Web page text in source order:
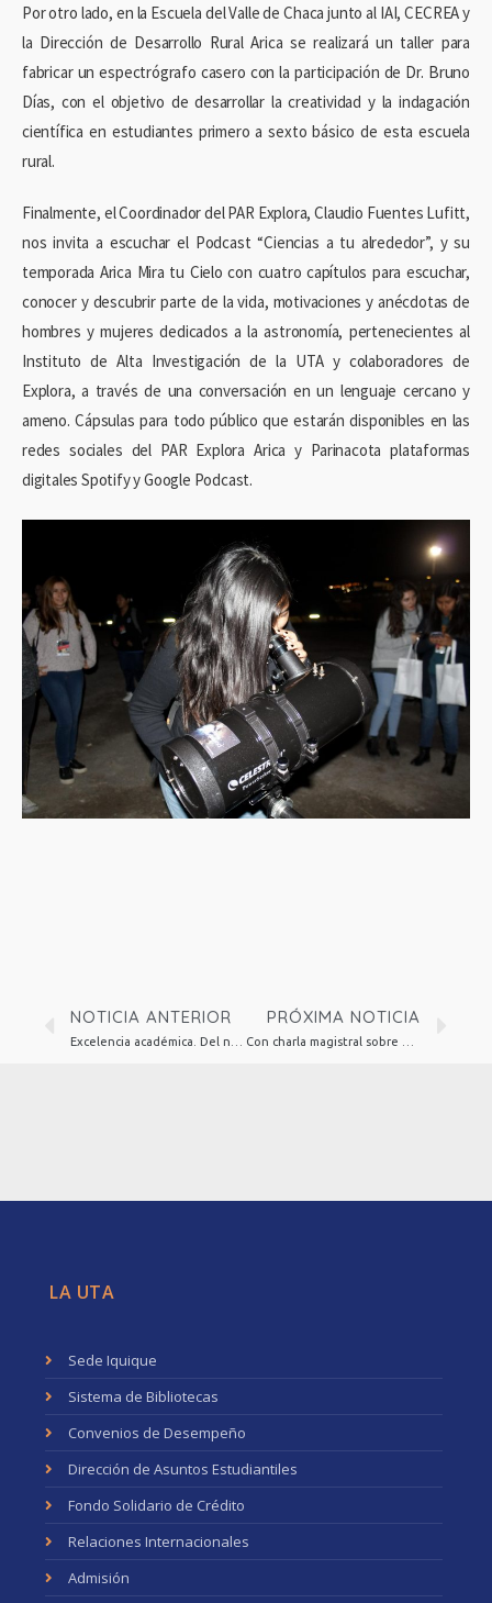
Por otro lado, en la Escuela del Valle de Chaca junto al IAI, CECREA y
la Dirección de Desarrollo Rural Arica se realizará un taller para
fabricar un espectrógrafo casero con la participación de Dr. Bruno
Días, con el objetivo de desarrollar la creatividad y la indagación
científica en estudiantes primero a sexto básico de esta escuela
rural.
Finalmente, el Coordinador del PAR Explora, Claudio Fuentes Lufitt,
nos invita a escuchar el Podcast “Ciencias a tu alrededor”, y su
temporada Arica Mira tu Cielo con cuatro capítulos para escuchar,
conocer y descubrir parte de la vida, motivaciones y anécdotas de
hombres y mujeres dedicados a la astronomía, pertenecientes al
Instituto de Alta Investigación de la UTA y colaboradores de
Explora, a través de una conversación en un lenguaje cercano y
ameno. Cápsulas para todo público que estarán disponibles en las
redes sociales del PAR Explora Arica y Parinacota plataformas
digitales Spotify y Google Podcast.
NOTICIA ANTERIOR PRÓXIMA NOTICIA
LA UTA
Sede Iquique
Sistema de Bibliotecas
Convenios de Desempeño
Dirección de Asuntos Estudiantiles
Fondo Solidario de Crédito
Relaciones Internacionales
Admisión